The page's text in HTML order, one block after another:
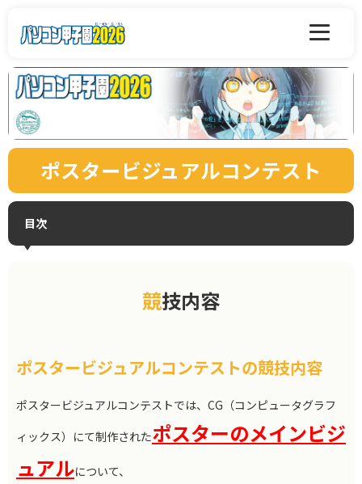
ポスタービジュアルコンテスト
目次
競技内容
ポスタービジュアルコンテストの競技内容
ポスタービジュアルコンテストでは、CG（コンピュータグラフ
ィックス）にて制作されたポスターのメインビジ
ュアルについて、